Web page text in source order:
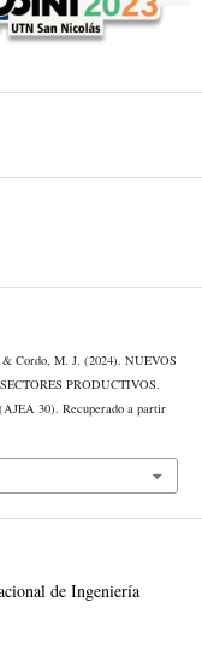
Cordo, M. J. (2024). NUEVOS
PRODUCTIVOS.
30). Recuperado a partir
de Ingeniería